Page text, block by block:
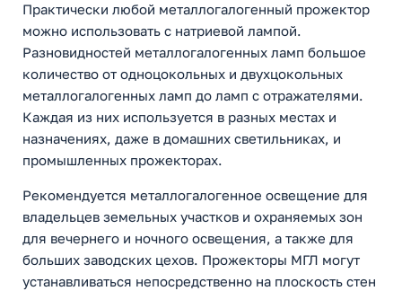
Практически любой металлогалогенный прожектор
можно использовать с натриевой лампой.
Разновидностей металлогалогенных ламп большое
количество от одноцокольных и двухцокольных
металлогалогенных ламп до ламп с отражателями.
Каждая из них используется в разных местах и
назначениях, даже в домашних светильниках, и
промышленных прожекторах.
Рекомендуется металлогалогенное освещение для
владельцев земельных участков и охраняемых зон
для вечернего и ночного освещения, а также для
больших заводских цехов. Прожекторы МГЛ могут
устанавливаться непосредственно на плоскость стен